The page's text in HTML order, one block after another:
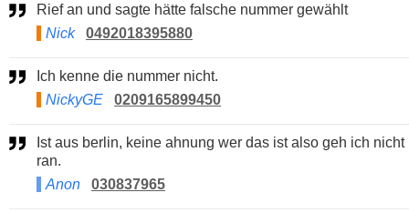
Rief an und sagte hätte falsche nummer gewählt
Nick
0492018395880
Ich kenne die nummer nicht.
NickyGE
0209165899450
ran.
Anon
030837965